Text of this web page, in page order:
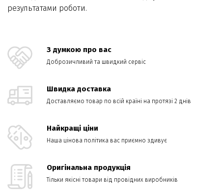
результатами роботи.
З думкою про вас
Доброзичливий та швидкий сервіс
Швидка доставка
Доставляємо товар по всій країні на протязі 2 днів
Найкращі ціни
Наша цінова політика вас приємно здивує
Оригінальна продукція
Тільки якісні товари від провідних виробників